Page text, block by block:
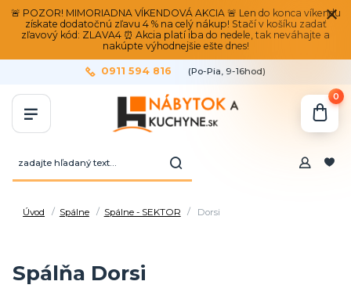
🚨 POZOR! MIMORIADNA VÍKENDOVÁ AKCIA 🚨 Len do konca víkendu
získate dodatočnú zľavu 4 % na celý nákup! Stačí v košíku zadať
zľavový kód: ZLAVA4 ⏰ Akcia platí iba do nedele, tak neváhajte a
nakúpte výhodnejšie ešte dnes!
0911 594 816 (Po-Pia, 9-16hod)
0
Úvod Spálne Spálne - SEKTOR Dorsi
Spálňa Dorsi